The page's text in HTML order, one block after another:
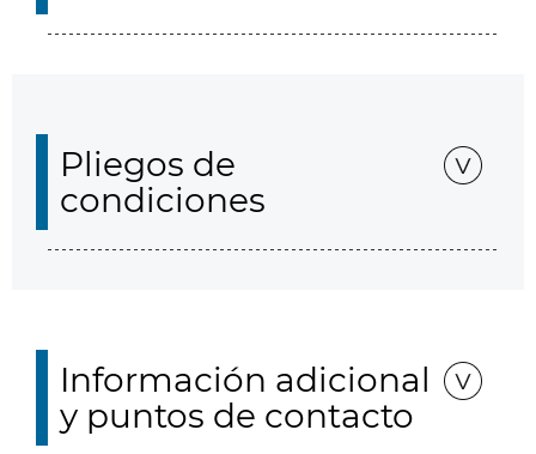
Pliegos de
condiciones
Información adicional
y puntos de contacto